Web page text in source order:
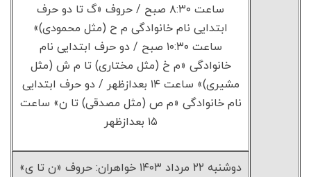
ساعت ۸:۳۰ صبح / حروف «گ تا دو حرف
ابتدایی نام خانوادگی م ح (مثل محمودی)»
ساعت ۱۰:۳۰ صبح / دو حرف ابتدایی نام
خانوادگی «م خ (مثل مختاری) تا م ش (مثل
مشیری)» ساعت ۱۴ بعدازظهر / دو حرف ابتدایی
نام خانوادگی «م ص (مثل مصدقی) تا ن» ساعت
۱۵ بعدازظهر
دوشنبه ۲۲ مرداد ۱۴۰۳ خواهران: حروف «ن تا ی»